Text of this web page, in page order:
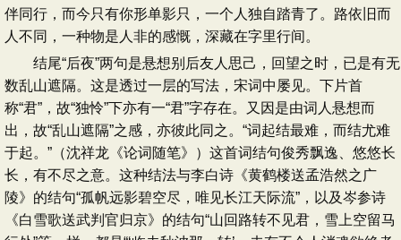
伴同行，而今只有你形单影只，一个人独自踏青了。路依旧而
人不同，一种物是人非的感慨，深藏在字里行间。
结尾“后夜”两句是悬想别后友人思己，回望之时，已是有无
数乱山遮隔。这是透过一层的写法，宋词中屡见。下片首
称“君”，故“独怜”下亦有一“君”字存在。又因是由词人悬想而
出，故“乱山遮隔”之感，亦彼此同之。“词起结最难，而结尤难
于起。”（沈祥龙《论词随笔》）这首词结句俊秀飘逸、悠悠长
长，有不尽之意。这种结法与李白诗《黄鹤楼送孟浩然之广
陵》的结句“孤帆远影碧空尽，唯见长江天际流”，以及岑参诗
《白雪歌送武判官归京》的结句“山回路转不见君，雪上空留马